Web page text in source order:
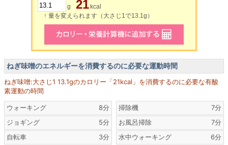
g 21 kcal
↑ 量を変えられます（大さじ1で13.1g）
ねぎ味噌のエネルギーを消費するのに必要な運動時間
ねぎ味噌:大さじ1 13.1gのカロリー「21kcal」を消費するのに必要な有酸
素運動の時間
ウォーキング
8分
ジョギング
5分
自転車
3分
掃除機
7分
お風呂掃除
7分
水中ウォーキング
6分